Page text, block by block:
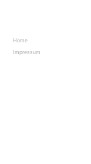
Home
Impressum